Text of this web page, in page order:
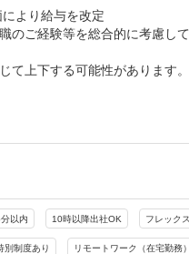
より給与を改定
ご経験等を総合的に考慮し
て上下する可能性があります。
以内 10時以降出社OK フレック
別制度あり リモートワーク（在宅勤務